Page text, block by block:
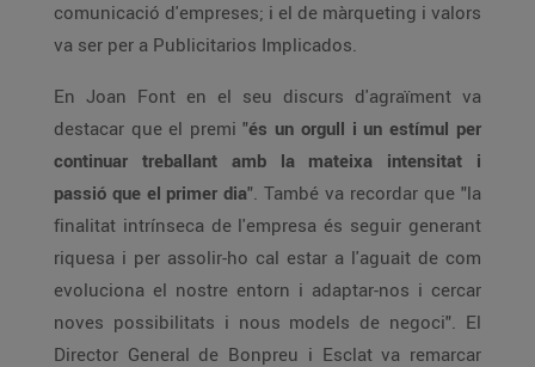
comunicació d'empreses; i el de màrqueting i valors
va ser per a Publicitarios Implicados.
En Joan Font en el seu discurs d'agraïment va
destacar que el premi "és un orgull i un estímul per
continuar treballant amb la mateixa intensitat i
passió que el primer dia". També va recordar que "la
finalitat intrínseca de l'empresa és seguir generant
riquesa i per assolir-ho cal estar a l'aguait de com
evoluciona el nostre entorn i adaptar-nos i cercar
noves possibilitats i nous models de negoci". El
Director General de Bonpreu i Esclat va remarcar